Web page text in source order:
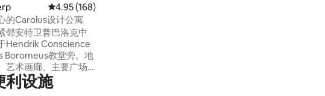
平均评分 4.95 分（满分 5 分），共 168 条评价
4.95 (168)
的Carolus设计公寓
邻安特卫普巴洛克中
Hendrik Conscience
Boromeus教堂旁。地
艺术画廊、主要广场
剧院广场、
非常适合在此住几
利设施